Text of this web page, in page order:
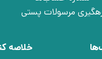
مرسولات پستی
خلاصه